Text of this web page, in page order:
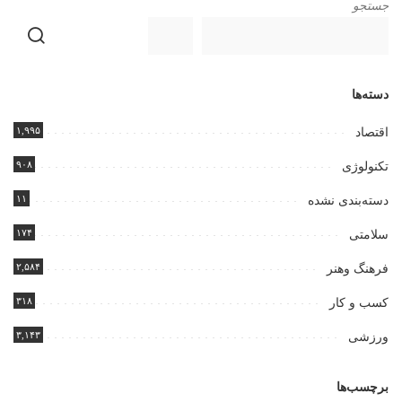
جستجو
دسته‌ها
اقتصاد ۱,۹۹۵
تکنولوژی ۹۰۸
دسته‌بندی نشده ۱۱
سلامتی ۱۷۴
فرهنگ وهنر ۲,۵۸۴
کسب و کار ۳۱۸
ورزشی ۳,۱۴۳
برچسب‌ها